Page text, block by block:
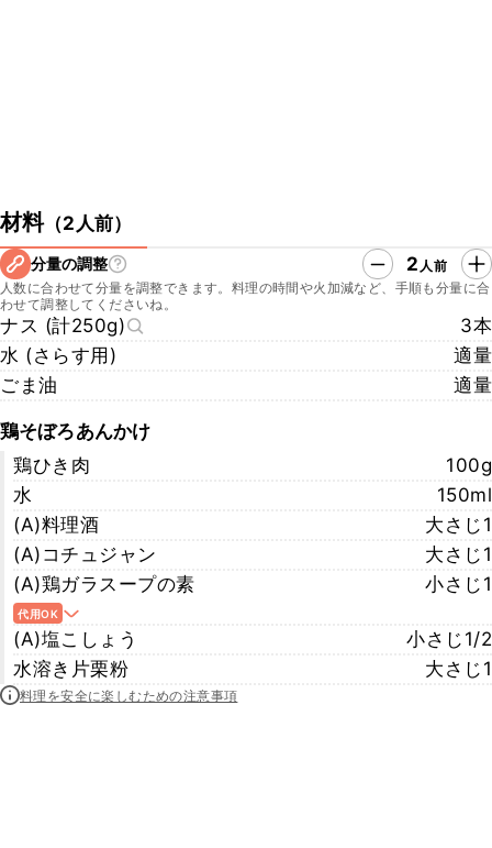
材料（2人前）
分量の調整 2 人前
人数に合わせて分量を調整できます。料理の時間や火加減など、手順も分量に合
わせて調整してくださいね。
ナス (計250g)
3本
水 (さらす用)
適量
ごま油
適量
鶏そぼろあんかけ
鶏ひき肉
100g
水
150ml
(A)料理酒
大さじ1
(A)コチュジャン
大さじ1
(A)鶏ガラスープの素
小さじ1
代用OK
(A)塩こしょう
小さじ1/2
水溶き片栗粉
大さじ1
料理を安全に楽しむための注意事項